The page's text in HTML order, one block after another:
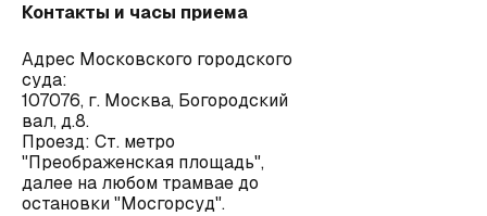
Контакты и часы приема
Адрес Московского городского
суда:
107076, г. Москва, Богородский
вал, д.8.
Проезд: Ст. метро
"Преображенская площадь",
далее на любом трамвае до
остановки "Мосгорсуд".